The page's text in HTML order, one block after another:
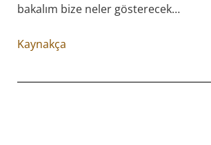
bakalım bize neler gösterecek…
Kaynakça